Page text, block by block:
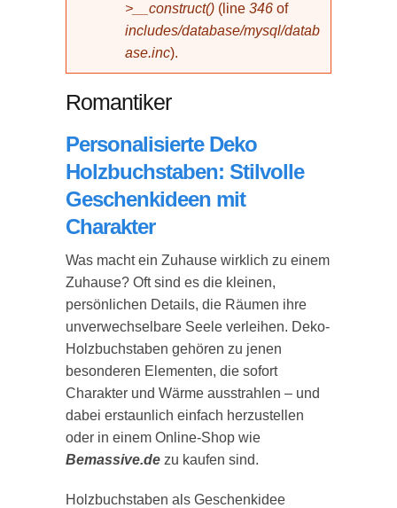
>__construct() (line 346 of
includes/database/mysql/datab
ase.inc).
Romantiker
Personalisierte Deko
Holzbuchstaben: Stilvolle
Geschenkideen mit
Charakter
Was macht ein Zuhause wirklich zu einem
Zuhause? Oft sind es die kleinen,
persönlichen Details, die Räumen ihre
unverwechselbare Seele verleihen. Deko-
Holzbuchstaben gehören zu jenen
besonderen Elementen, die sofort
Charakter und Wärme ausstrahlen – und
dabei erstaunlich einfach herzustellen
oder in einem Online-Shop wie
Bemassive.de zu kaufen sind.
Holzbuchstaben als Geschenkidee